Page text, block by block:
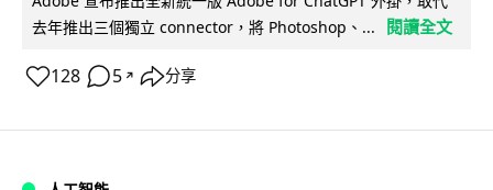
去年推出三個獨立 connector，將 Photoshop、...
閱讀全文
128 5 ↗ 分享